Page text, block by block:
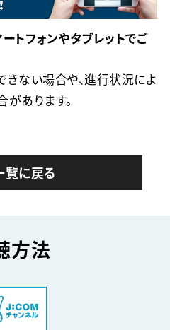
トフォンやタブレットでご
ない場合や、進行状況によ
あります。
覧に戻る
方法